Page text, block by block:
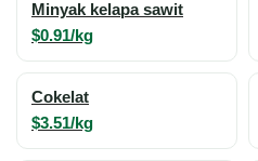
Minyak kelapa sawit
$0.91/kg
Cokelat
$3.51/kg